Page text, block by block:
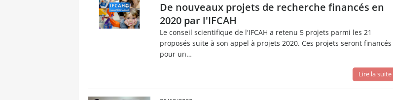
De nouveaux projets de recherche financés en
2020 par l'IFCAH
Le conseil scientifique de l'IFCAH a retenu 5 projets parmi les 21
proposés suite à son appel à projets 2020. Ces projets seront financés
pour un…
Lire la suite